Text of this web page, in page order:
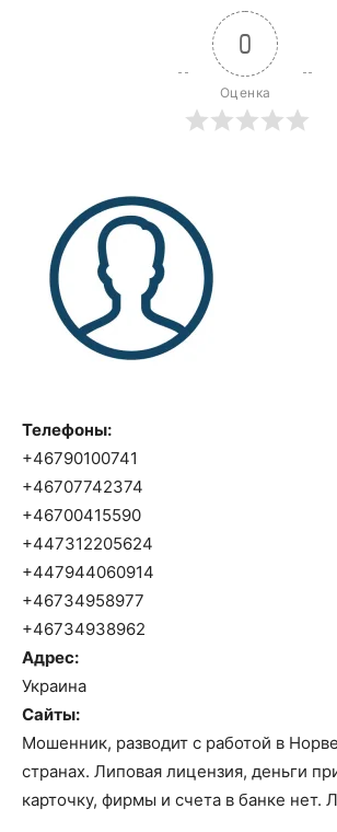
0
Оценка
Телефоны:
+46790100741
+46707742374
+46700415590
+447312205624
+447944060914
+46734958977
+46734938962
Адрес:
Украина
Сайты:
Мошенник, разводит с работой в
странах. Липовая лицензия, деньги
карточку, фирмы и счета в банке нет.